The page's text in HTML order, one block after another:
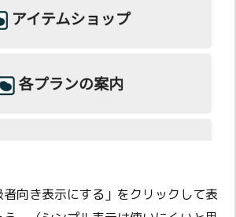
向き表示にする」をクリックして表